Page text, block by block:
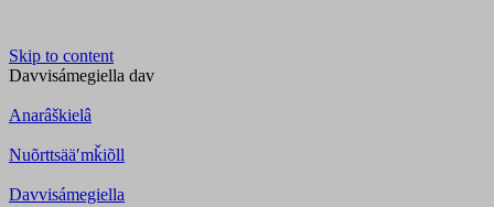
Skip to content
Davvisámegiella dav
Anarâškielâ
Nuõrttsääʹmǩiõll
Davvisámegiella